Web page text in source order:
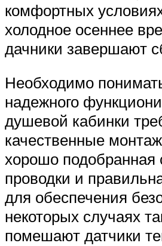
комфортных
холодное осеннее
дачники завершают
Необходимо
надежного
душевой кабинки
качественные
хорошо подобранная
проводки и
для обеспечения
некоторых случаях
помешают датчики